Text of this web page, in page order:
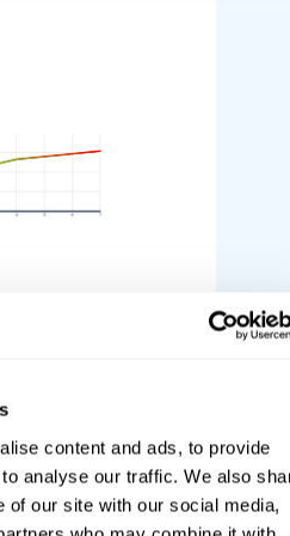
content and ads, to provide
analyse our traffic. We also
of our site with our social media,
test de